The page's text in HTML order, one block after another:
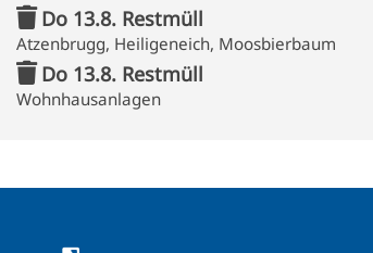
Do 13.8. Restmüll
Atzenbrugg, Heiligeneich, Moosbierbaum
Do 13.8. Restmüll
Wohnhausanlagen